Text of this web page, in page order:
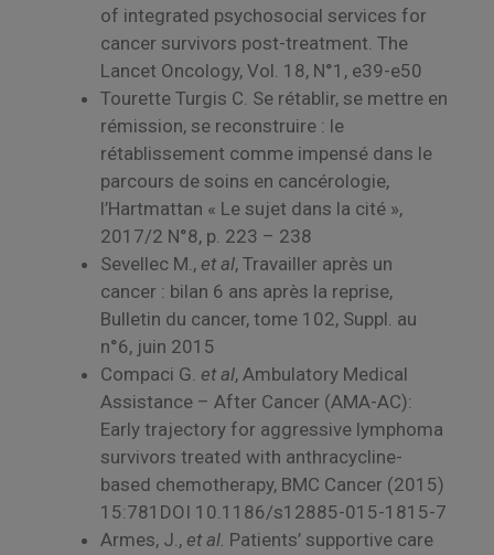
of integrated psychosocial services for
cancer survivors post-treatment. The
Lancet Oncology, Vol. 18, N°1, e39-e50
Tourette Turgis C. Se rétablir, se mettre en
rémission, se reconstruire : le
rétablissement comme impensé dans le
parcours de soins en cancérologie,
l’Hartmattan « Le sujet dans la cité »,
2017/2 N°8, p. 223 – 238
Sevellec M., et al, Travailler après un
cancer : bilan 6 ans après la reprise,
Bulletin du cancer, tome 102, Suppl. au
n°6, juin 2015
Compaci G. et al, Ambulatory Medical
Assistance – After Cancer (AMA-AC):
Early trajectory for aggressive lymphoma
survivors treated with anthracycline-
based chemotherapy, BMC Cancer (2015)
15:781DOI 10.1186/s12885-015-1815-7
Armes, J., et al. Patients’ supportive care